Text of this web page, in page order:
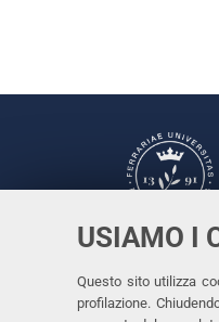
USIAMO I
Questo sito utilizza
profilazione.